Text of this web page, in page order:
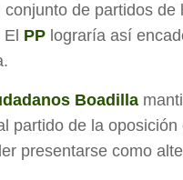
de partidos
PP lograría así
Boadilla
partido de la
presentarse como